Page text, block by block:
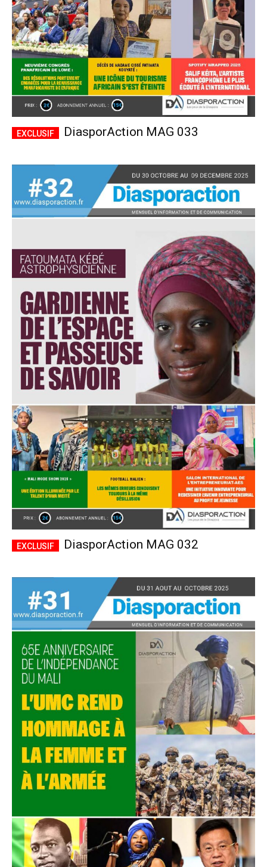
DiasporAction MAG 033
DiasporAction MAG 032